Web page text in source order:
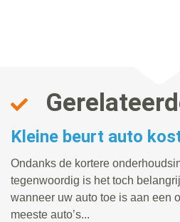
Kleine beurt auto
Ondanks de kortere
tegenwoordig is het toch
wanneer uw auto toe is aan een
meeste auto’s...